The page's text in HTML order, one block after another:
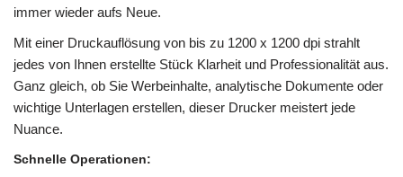
immer wieder aufs Neue.
Mit einer Druckauflösung von bis zu 1200 x 1200 dpi strahlt
jedes von Ihnen erstellte Stück Klarheit und Professionalität aus.
Ganz gleich, ob Sie Werbeinhalte, analytische Dokumente oder
wichtige Unterlagen erstellen, dieser Drucker meistert jede
Nuance.
Schnelle Operationen: